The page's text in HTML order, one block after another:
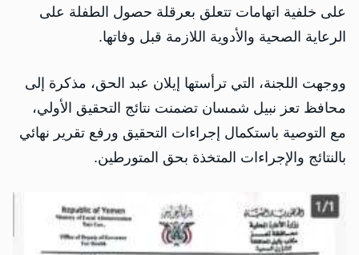
على خلفية اتهامات تتعلق بعرقلة حصول الطفلة على
الرعاية الصحية والأدوية اللازمة قبل وفاتها.
ووجهت اللجنة، التي ترأستها إيلان عبد الحق، مذكرة إلى
محافظ تعز نبيل شمسان تضمنت نتائج التحقيق الأولي،
مع التوصية باستكمال إجراءات التحقيق ورفع تقرير نهائي
بالنتائج والإجراءات المتخذة بحق المتورطين.